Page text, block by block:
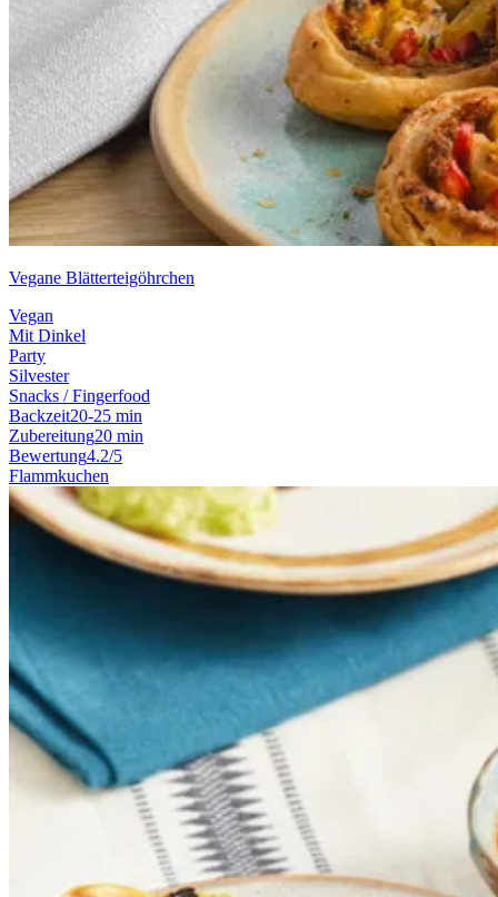
Vegane Blätterteigöhrchen
Vegan
Mit Dinkel
Party
Silvester
Snacks / Fingerfood
Backzeit20-25 min
Zubereitung20 min
Bewertung4.2/5
Flammkuchen